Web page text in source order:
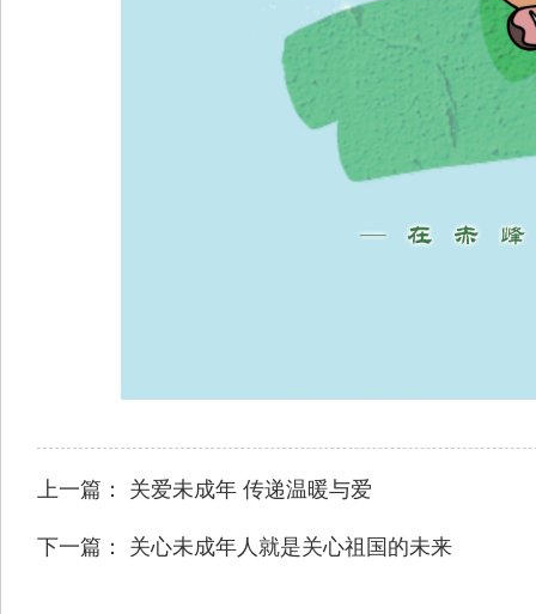
上一篇： 关爱未成年 传递温暖与爱
下一篇： 关心未成年人就是关心祖国的未来